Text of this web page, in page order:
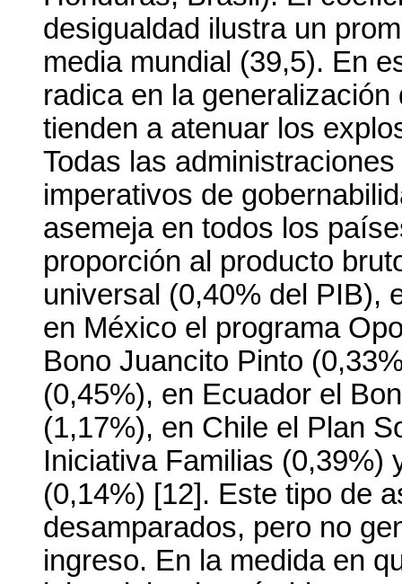
desigualdad ilustra un
media mundial (39,5). En
radica en la
tienden a atenuar los
Todas las
imperativos de
asemeja en todos los
proporción al producto
universal (0,40% del PIB),
en México el programa
Bono Juancito Pinto
(0,45%), en Ecuador el
(1,17%), en Chile el Plan
Iniciativa Familias (0,39%)
(0,14%) [12]. Este tipo de
desamparados, pero no
ingreso. En la medida en